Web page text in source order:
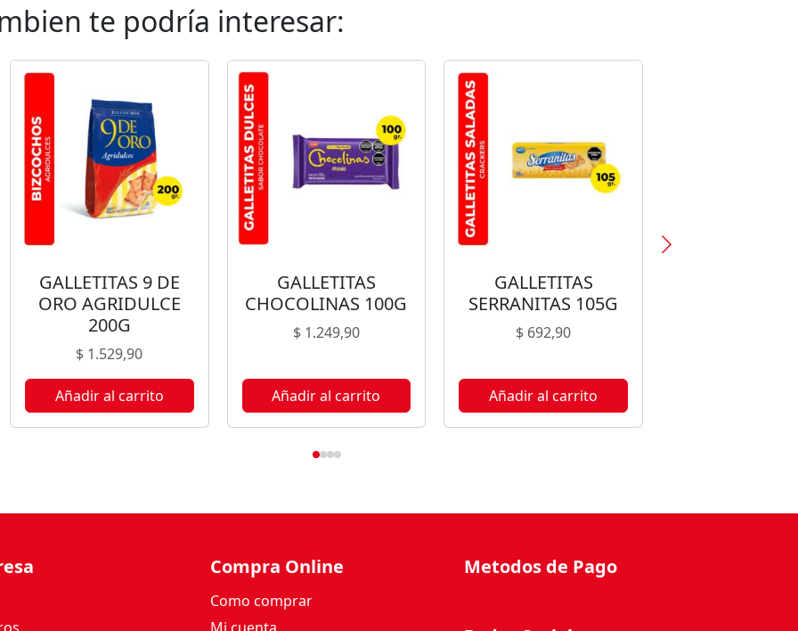
te podría interesar:
GALLETITAS 9 DE
ORO AGRIDULCE
200G
$ 1.529,90
Añadir al carrito
GALLETITAS
CHOCOLINAS 100G
$1.249,90
Añadir al carrito
GALLETITAS
SERRANITAS 105G
$ 692,90
Añadir al carrito
Compra Online
Como comprar
Metodos de Pago